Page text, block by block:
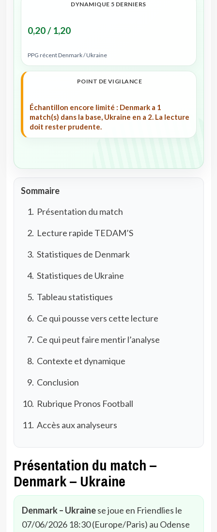
DYNAMIQUE 5 DERNIERS
0,20 / 1,20
PPG récent Denmark / Ukraine
POINT DE VIGILANCE
Échantillon encore limité : Denmark a 1
match(s) dans la base, Ukraine en a 2. La lecture
doit rester prudente.
Sommaire
Présentation du match
Lecture rapide TEDAM’S
Statistiques de Denmark
Statistiques de Ukraine
Tableau statistiques
Ce qui pousse vers cette lecture
Ce qui peut faire mentir l’analyse
Contexte et dynamique
Conclusion
Rubrique Pronos Football
Accès aux analyseurs
Présentation du match –
Denmark – Ukraine
Denmark – Ukrainese joue en Friendlies le
07/06/2026 18:30 (Europe/Paris) au Odense